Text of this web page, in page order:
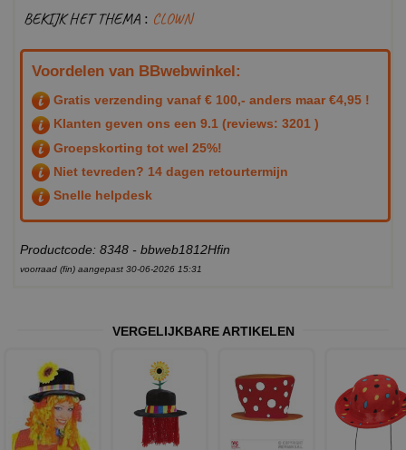
BEKIJK HET THEMA : CLOWN
Voordelen van BBwebwinkel:
Gratis verzending vanaf € 100,- anders maar €4,95 !
Klanten geven ons een 9.1 (reviews: 3201 )
Groepskorting tot wel 25%!
Niet tevreden? 14 dagen retourtermijn
Snelle helpdesk
Productcode: 8348 - bbweb1812Hfin
voorraad (fin) aangepast 30-06-2026 15:31
VERGELIJKBARE ARTIKELEN